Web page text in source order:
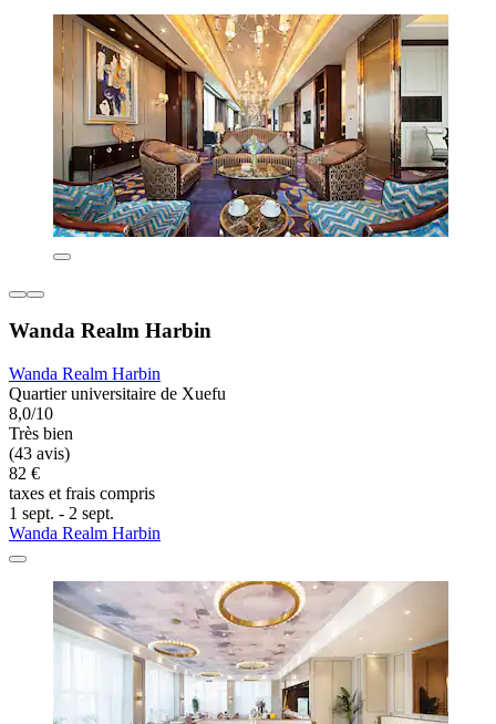
Wanda Realm Harbin
Wanda Realm Harbin
Quartier universitaire de Xuefu
8,0/10
Très bien
(43 avis)
82 €
taxes et frais compris
1 sept. - 2 sept.
Wanda Realm Harbin